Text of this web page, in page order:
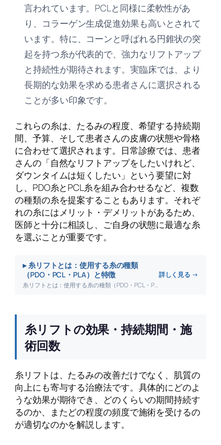
言われています。PCLと同様に柔軟性があ
り、コラーゲン生成促進効果も高いとされて
います。特に、コーンと呼ばれる円錐状の突
起を持つ糸が代表的で、強力なリフトアップ
と持続性が期待されます。実臨床では、より
長期的な効果を求める患者さんに選択される
ことが多い印象です。
これらの糸は、たるみの程度、希望する持続期
間、予算、そして患者さんの皮膚の状態や骨格
に合わせて選択されます。日常診療では、患者
さんの「自然なリフトアップをしたいけれど、
ダウンタイムは短くしたい」という要望に対
し、PDO糸とPCL糸を組み合わせるなど、複数
の種類の糸を提案することもあります。それぞ
れの糸にはメリット・デメリットがあるため、
医師と十分に相談し、ご自身の状態に最適な糸
を選ぶことが重要です。
▸ 糸リフトとは：使用する糸の種類
（PDO・PCL・PLA）と特徴
糸リフトとは：使用する糸の種類（PDO・PCL・PLA）と特徴について詳しく解説します。
詳しく見る →
糸リフトの効果・持続期間・施
術回数
糸リフトは、たるみの改善だけでなく、肌質の
向上にも寄与する治療法です。具体的にどのよ
うな効果が期待でき、どのくらいの期間持続す
るのか、またどの程度の頻度で施術を受けるの
が適切なのかを解説します。